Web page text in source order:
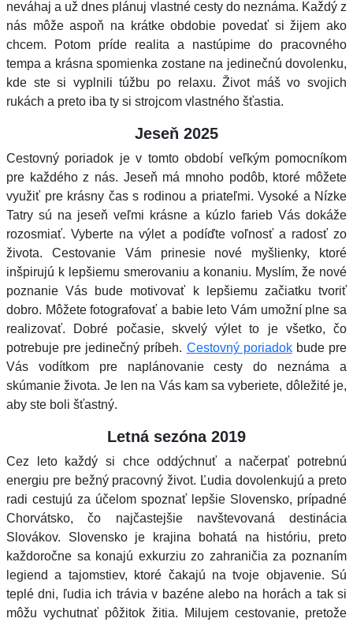
neváhaj a už dnes plánuj vlastné cesty do neznáma. Každý z
nás môže aspoň na krátke obdobie povedať si žijem ako
chcem. Potom príde realita a nastúpime do pracovného
tempa a krásna spomienka zostane na jedinečnú dovolenku,
kde ste si vyplnili túžbu po relaxu. Život máš vo svojich
rukách a preto iba ty si strojcom vlastného šťastia.
Jeseň 2025
Cestovný poriadok je v tomto období veľkým pomocníkom
pre každého z nás. Jeseň má mnoho podôb, ktoré môžete
využiť pre krásny čas s rodinou a priateľmi. Vysoké a Nízke
Tatry sú na jeseň veľmi krásne a kúzlo farieb Vás dokáže
rozosmiať. Vyberte na výlet a podíďte voľnosť a radosť zo
života. Cestovanie Vám prinesie nové myšlienky, ktoré
inšpirujú k lepšiemu smerovaniu a konaniu. Myslím, že nové
poznanie Vás bude motivovať k lepšiemu začiatku tvoriť
dobro. Môžete fotografovať a babie leto Vám umožní plne sa
realizovať. Dobré počasie, skvelý výlet to je všetko, čo
potrebuje pre jedinečný príbeh. Cestovný poriadokbude pre
Vás vodítkom pre naplánovanie cesty do neznáma a
skúmanie života. Je len na Vás kam sa vyberiete, dôležité je,
aby ste boli šťastný.
Letná sezóna 2019
Cez leto každý si chce oddýchnuť a načerpať potrebnú
energiu pre bežný pracovný život. Ľudia dovolenkujú a preto
radi cestujú za účelom spoznať lepšie Slovensko, prípadné
Chorvátsko, čo najčastejšie navštevovaná destinácia
Slovákov. Slovensko je krajina bohatá na históriu, preto
každoročne sa konajú exkurziu zo zahraničia za poznaním
legiend a tajomstiev, ktoré čakajú na tvoje objavenie. Sú
teplé dni, ľudia ich trávia v bazéne alebo na horách a tak si
môžu vychutnať pôžitok žitia. Milujem cestovanie, pretože